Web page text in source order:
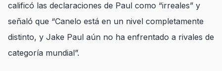
calificó las declaraciones de Paul como “irreales” y
señaló que “Canelo está en un nivel completamente
distinto, y Jake Paul aún no ha enfrentado a rivales de
categoría mundial”.